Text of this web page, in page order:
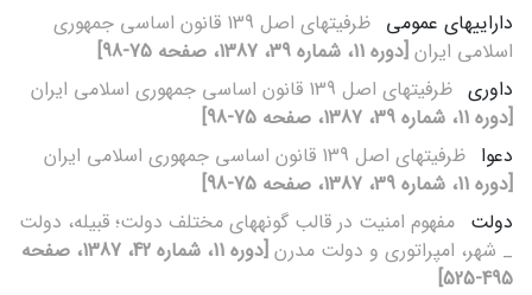
دارایی‏های عمومی
ظرفیت‏های اصل 139 قانون اساسی جمهوری
اسلامی ایران [دوره 11، شماره 39، 1387، صفحه 75-98]
داوری ظرفیت‏های اصل 139 قانون اساسی جمهوری اسلامی ایران
[دوره 11، شماره 39، 1387، صفحه 75-98]
دعوا ظرفیت‏های اصل 139 قانون اساسی جمهوری اسلامی ایران
[دوره 11، شماره 39، 1387، صفحه 75-98]
دولت مفهوم امنیت در قالب گونه‏های مختلف دولت؛ قبیله، دولت
_ شهر، امپراتوری و دولت مدرن
[دوره 11، شماره 42، 1387، صفحه
495-525]